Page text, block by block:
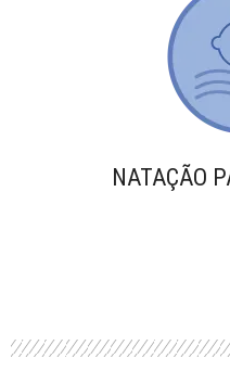
NATAÇÃO